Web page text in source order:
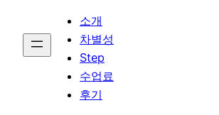
소개
차별성
Step
수업료
후기